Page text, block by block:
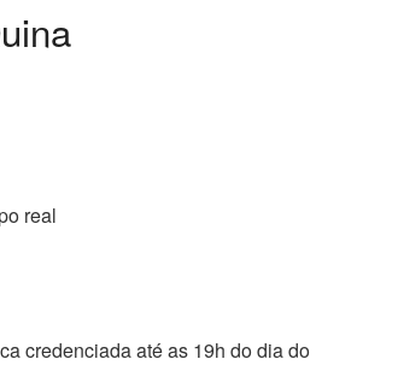
real
credenciada até as 19h do dia do